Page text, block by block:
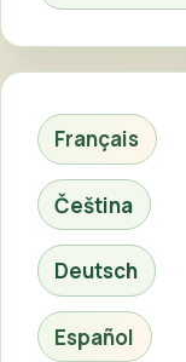
Français
Čeština
Deutsch
Español